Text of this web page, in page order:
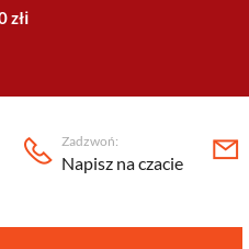
Zadzwoń:
Napisz na czacie